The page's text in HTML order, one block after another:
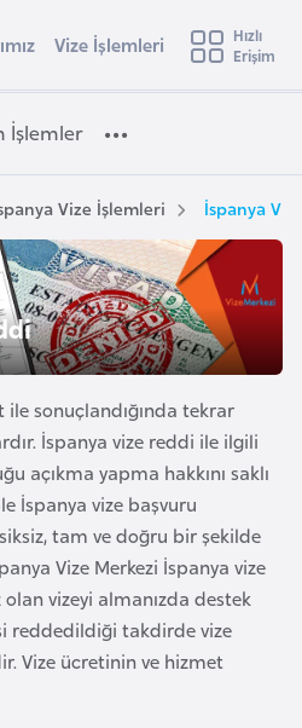
e
ş
i
Vize İşlemleri
Hızlı
Erişim
İşlemler
Vize İşlemleri İspanya
sonuçlandığında tekrar
İspanya vize reddi ile ilgili
açıkma yapma hakkını saklı
İspanya vize başvuru
tam ve doğru bir şekilde
Vize Merkezi İspanya vize
olan vizeyi almanızda destek
reddedildiği takdirde vize
Vize ücretinin ve hizmet